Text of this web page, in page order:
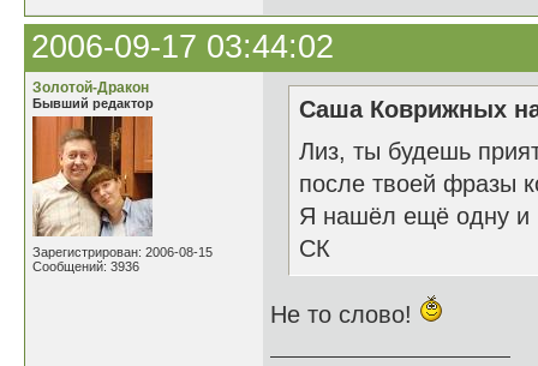
2006-09-17 03:44:02
Золотой-Дракон
Бывший редактор
Зарегистрирован: 2006-08-15
Сообщений: 3936
Саша Коврижных
Лиз, ты будешь
после твоей фразы
Я нашёл ещё одну и
СК
Не то слово!